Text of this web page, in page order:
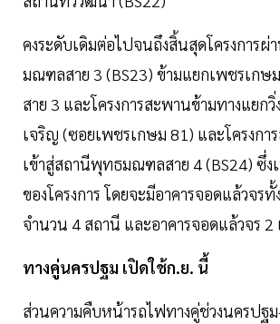
คงระดับเดิมต่อไปจนถึงสิ้นสุดโครงการ
มณฑลสาย 3 (BS23) ข้ามแยกเพชรเก
สาย 3 และโครงการสะพานข้ามทางแยกวิ่
เจริญ (ซอยเพชรเกษม 81) และโครงกา
เข้าสู่สถานีพุทธมณฑลสาย 4 (BS24) ซึ่ง
ของโครงการ โดยจะมีอาคารจอดแล้วจร
จำนวน 4 สถานี และอาคารจอดแล้วจร 2
ทางคู่นครปฐม เปิดใช้ก.ย. นี้
ส่วนความคืบหน้ารถไฟทางคู่ช่วงนครปฐ